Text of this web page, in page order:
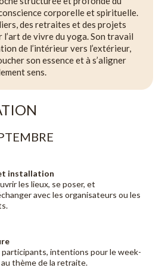
corporelle et spirituelle.
des retraites et des projets
de vivre du yoga. Son travail
de l’intérieur vers l’extérieur,
son essence et à s’aligner
sens.
installation
les lieux, se poser, et
avec les organisateurs ou les
intentions pour le week-
thème de la retraite.